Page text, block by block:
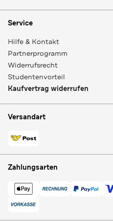
Service
Hilfe & Kontakt
Partnerprogramm
Widerrufsrecht
Studentenvorteil
Kaufvertrag widerrufen
Versandart
Zahlungsarten